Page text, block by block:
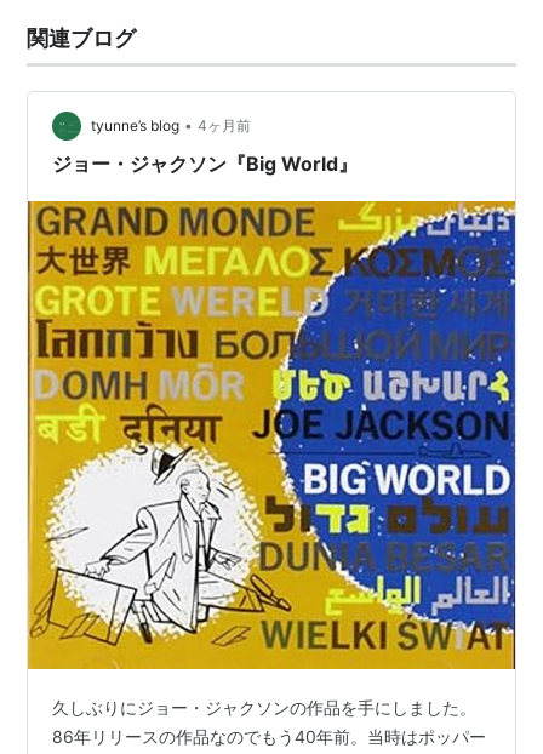
1919年の「ブラックソックス事件」で追放。それ以降は
独立リーグでプレーしていた。
1951年12月5日逝去。
ブラックソックス事件への関与については冤罪説が根強
く、現在も復権の声が高い。
* リスト::野球選手
関連ブログ
tyunne’s blog • 4ヶ月前
ジョー・ジャクソン『Big World』
久しぶりにジョー・ジャクソンの作品を手にしました。
86年リリースの作品なのでもう40年前。当時はポッパー